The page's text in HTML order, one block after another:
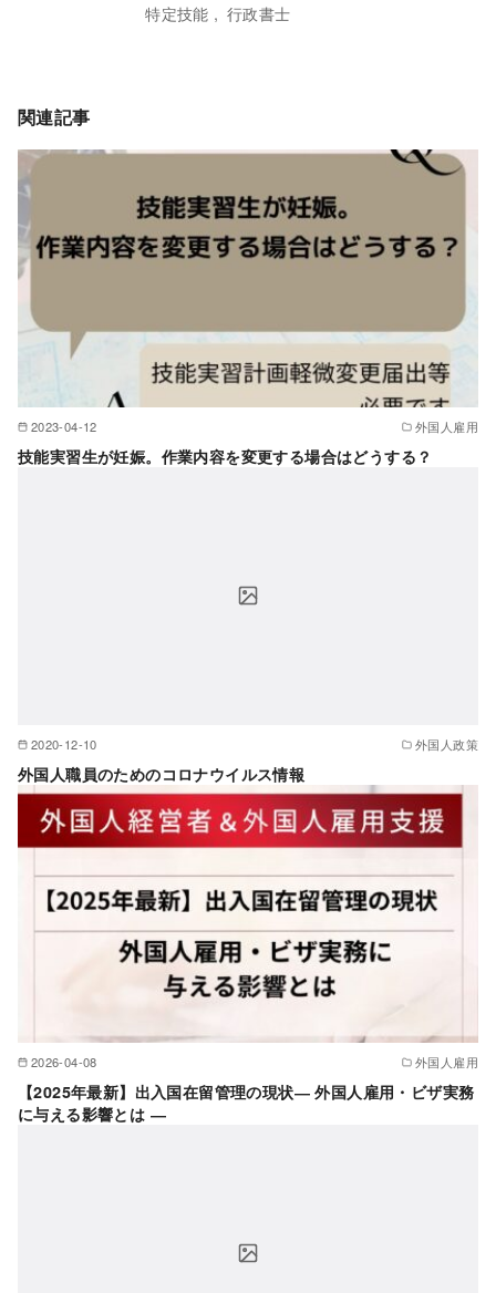
特定技能
行政書士
関連記事
2023-04-12 外国人雇用
技能実習生が妊娠。作業内容を変更する場合はどうする？
2020-12-10 外国人政策
外国人職員のためのコロナウイルス情報
2026-04-08 外国人雇用
【2025年最新】出入国在留管理の現状― 外国人雇用・ビザ実務
に与える影響とは ―